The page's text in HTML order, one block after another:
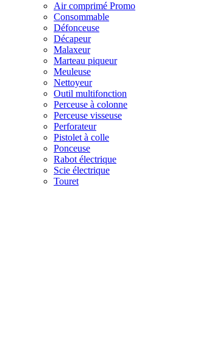
Air comprimé Promo
Consommable
Défonceuse
Décapeur
Malaxeur
Marteau piqueur
Meuleuse
Nettoyeur
Outil multifonction
Perceuse à colonne
Perceuse visseuse
Perforateur
Pistolet à colle
Ponceuse
Rabot électrique
Scie électrique
Touret